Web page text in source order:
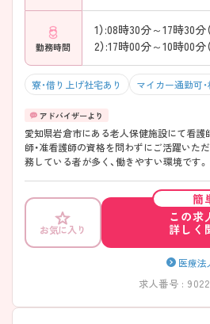
勤務時間
1）:08時30分～17時30分
2）:17時00分～10時00分
寮・借り上げ社宅あり マイカー通勤可
愛知県岩倉市にある老人保健施設にて看護師募
師・准看護師の資格を問わずにご活躍いただけます。 スタ
務している者が多く、働きやすい環境です。 託児所がございますので、子
ちの方は、お気軽にお問い合わせください。
お気に入り
簡
この求
詳しく
医療
求人番号 :